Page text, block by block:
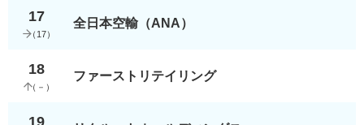
17
（ 17）
全日本空輸（ANA）
18
（ － ）
ファーストリテイリング
19